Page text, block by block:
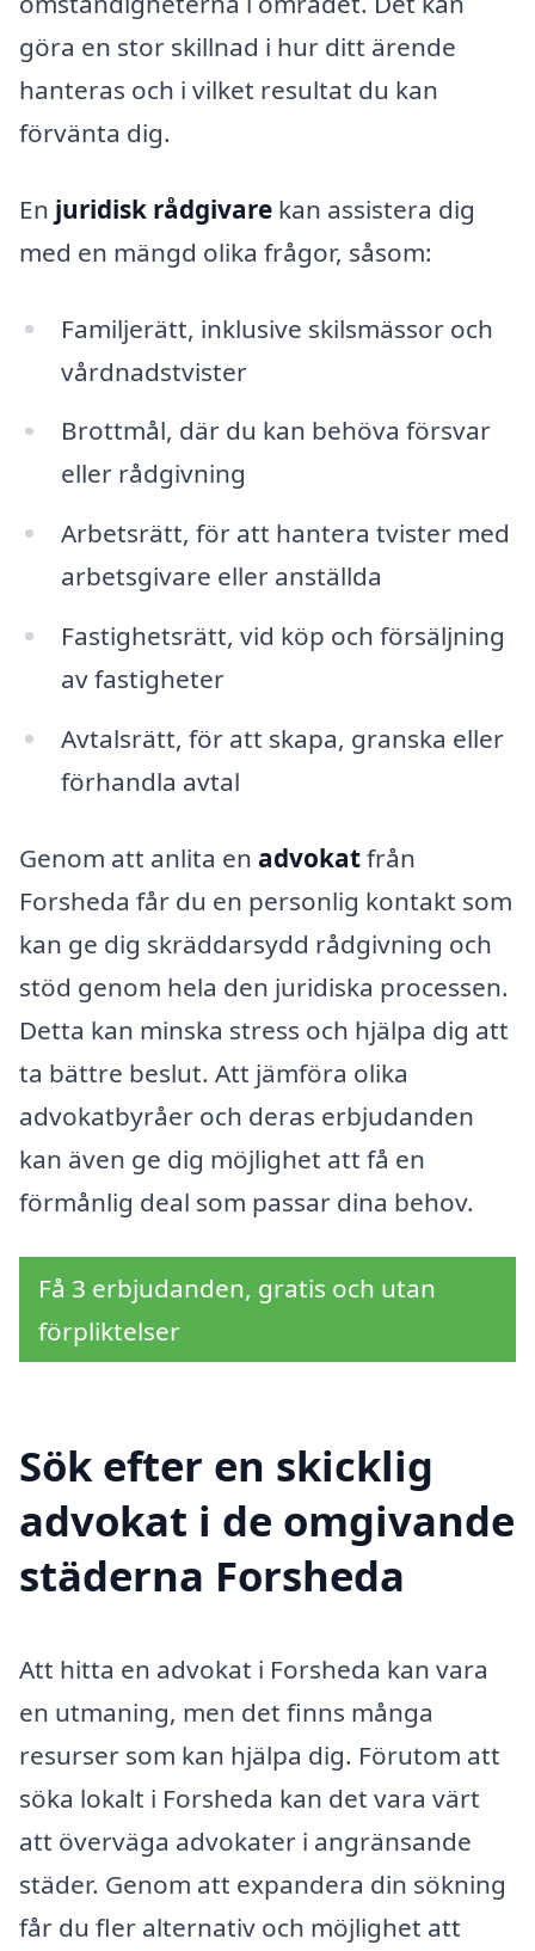
göra en stor skillnad i hur ditt ärende
hanteras och i vilket resultat du kan
förvänta dig.
En juridisk rådgivare kan assistera dig
med en mängd olika frågor, såsom:
Familjerätt, inklusive skilsmässor och
vårdnadstvister
Brottmål, där du kan behöva försvar
eller rådgivning
Arbetsrätt, för att hantera tvister med
arbetsgivare eller anställda
Fastighetsrätt, vid köp och försäljning
av fastigheter
Avtalsrätt, för att skapa, granska eller
förhandla avtal
Genom att anlita en advokatfrån
Forsheda får du en personlig kontakt som
kan ge dig skräddarsydd rådgivning och
stöd genom hela den juridiska processen.
Detta kan minska stress och hjälpa dig att
ta bättre beslut. Att jämföra olika
advokatbyråer och deras erbjudanden
kan även ge dig möjlighet att få en
förmånlig deal som passar dina behov.
Få 3 erbjudanden, gratis och utan
förpliktelser
Sök efter en skicklig
advokat i de omgivande
städerna Forsheda
Att hitta en advokat i Forsheda kan vara
en utmaning, men det finns många
resurser som kan hjälpa dig. Förutom att
söka lokalt i Forsheda kan det vara värt
att överväga advokater i angränsande
städer. Genom att expandera din sökning
får du fler alternativ och möjlighet att